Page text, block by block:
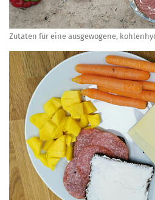
Zutaten für eine ausgewogene,